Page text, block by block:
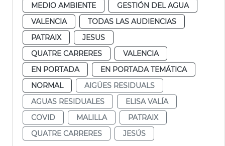
MEDIO AMBIENTE
GESTIÓN DEL AGUA
VALENCIA
TODAS LAS AUDIENCIAS
PATRAIX
JESUS
QUATRE CARRERES
VALENCIA
EN PORTADA
EN PORTADA TEMÁTICA
NORMAL
AIGÜES RESIDUALS
AGUAS RESIDUALES
ELISA VALÍA
COVID
MALILLA
PATRAIX
QUATRE CARRERES
JESÚS